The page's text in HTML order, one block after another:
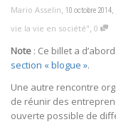
Mario Asselin, 10 octobre 2014,
vie la vie en société", 0
Note : Ce billet a
section « blogue ».
Une autre rencontre
de réunir des
ouverte possible de